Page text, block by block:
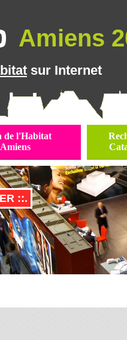
Amiens
sur Internet
de l'Habitat
Amiens
::.